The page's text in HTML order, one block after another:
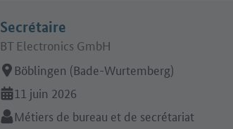
Secrétaire
BT Electronics GmbH
Lieu de travail:
Böblingen (Bade-Wurtemberg)
En ligne depuis:
11 juin 2026
Secteur:
Métiers de bureau et de secrétariat